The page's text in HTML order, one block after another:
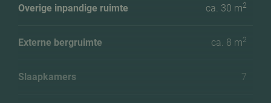
Overige inpandige ruimte ca. 30 m2
Externe bergruimte ca. 8 m2
Slaapkamers 7